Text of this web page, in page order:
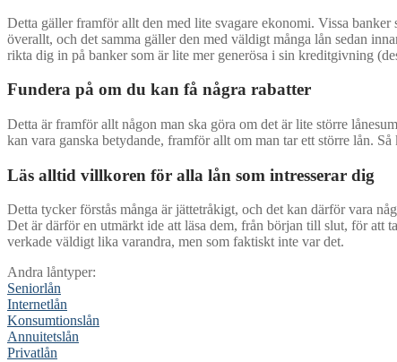
Detta gäller framför allt den med lite svagare ekonomi. Vissa
överallt, och det samma gäller den med väldigt många lån sedan
rikta dig in på banker som är lite mer generösa i sin kreditgivning
Fundera på om du kan få några rabatter
Detta är framför allt någon man ska göra om det är lite större
kan vara ganska betydande, framför allt om man tar ett större lån.
Läs alltid villkoren för alla lån som intresserar dig
Detta tycker förstås många är jättetråkigt, och det kan därför vara
Det är därför en utmärkt ide att läsa dem, från början till slut, för att
verkade väldigt lika varandra, men som faktiskt inte var det.
Andra låntyper:
Seniorlån
Internetlån
Konsumtionslån
Annuitetslån
Privatlån